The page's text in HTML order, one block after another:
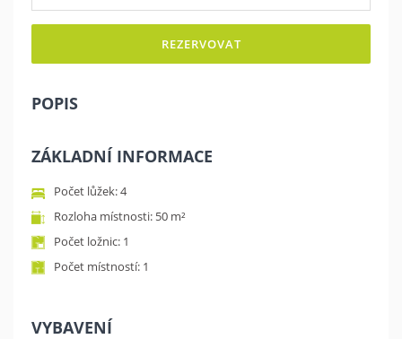
REZERVOVAT
POPIS
ZÁKLADNÍ INFORMACE
Počet lůžek: 4
Rozloha místnosti: 50 m²
Počet ložnic: 1
Počet místností: 1
VYBAVENÍ